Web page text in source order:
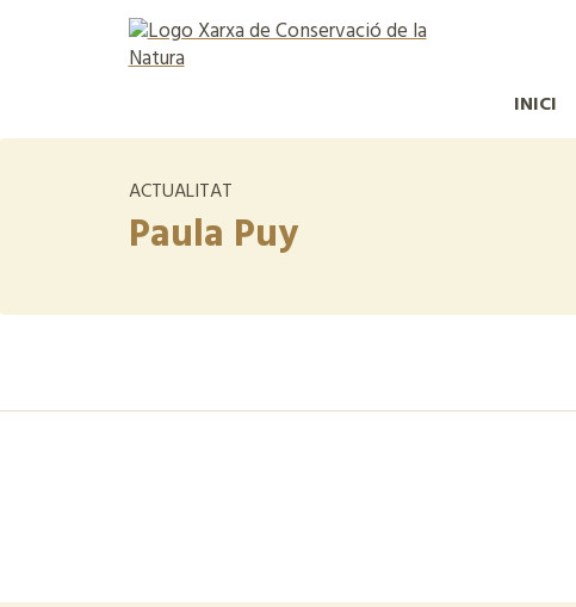
INICI
ACTUALITAT
Paula Puy